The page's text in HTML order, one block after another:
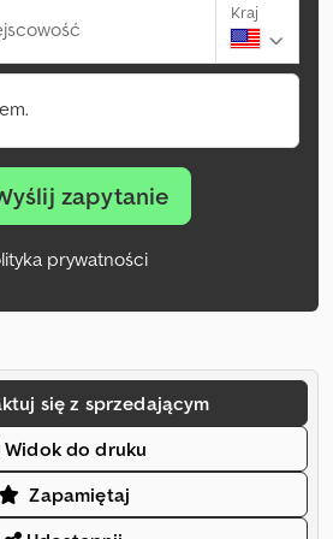
Kraj
zapytanie
prywatności
się z sprzedającym
Widok do druku
Zapamiętaj